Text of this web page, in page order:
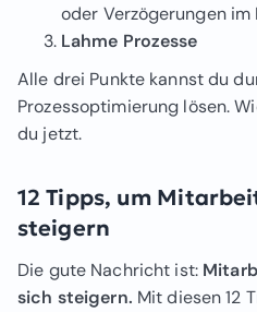
oder Verzögerungen im
Lahme Prozesse
Alle drei Punkte kannst du
Prozessoptimierung lösen.
du jetzt.
12 Tipps, um
steigern
Die gute Nachricht ist:
sich steigern. Mit diesen 12